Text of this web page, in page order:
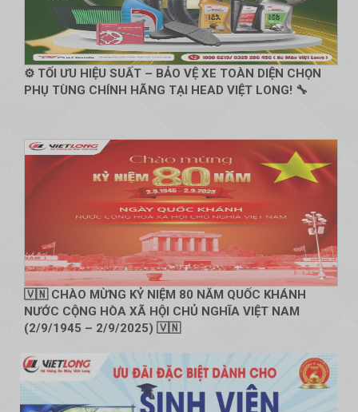
⚙️ TỐI ƯU HIỆU SUẤT – BẢO VỆ XE TOÀN DIỆN CHỌN
PHỤ TÙNG CHÍNH HÃNG TẠI HEAD VIỆT LONG! 🔧
🇻🇳 CHÀO MỪNG KỶ NIỆM 80 NĂM QUỐC KHÁNH
NƯỚC CỘNG HÒA XÃ HỘI CHỦ NGHĨA VIỆT NAM
(2/9/1945 – 2/9/2025) 🇻🇳